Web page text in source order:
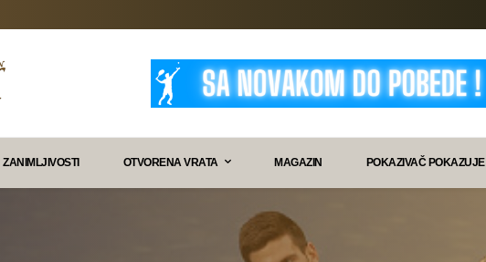
ZANIMLJIVOSTI OTVORENA VRATA MAGAZIN POKAZIVAČ POKAZUJE